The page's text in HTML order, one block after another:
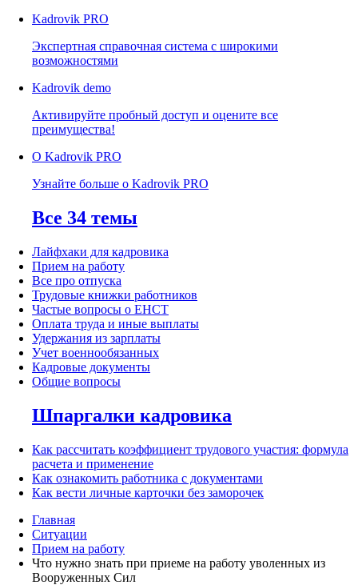
Kadrovik PRO
Экспертная справочная система с широкими
возможностями
Kadrovik demo
Активируйте пробный доступ и оцените все
преимущества!
О Kadrovik PRO
Узнайте больше о Kadrovik PRO
Все 34 темы
Лайфхаки для кадровика
Прием на работу
Все про отпуска
Трудовые книжки работников
Частые вопросы о ЕНСТ
Оплата труда и иные выплаты
Удержания из зарплаты
Учет военнообязанных
Кадровые документы
Общие вопросы
Шпаргалки кадровика
Как рассчитать коэффициент трудового участия: формула
расчета и применение
Как ознакомить работника с документами
Как вести личные карточки без заморочек
Главная
Ситуации
Прием на работу
Что нужно знать при приеме на работу уволенных из
Вооруженных Сил